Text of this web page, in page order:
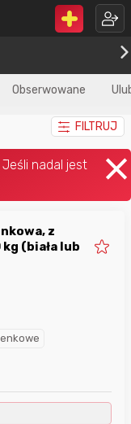
Obserwowane
FILTRUJ
(biała lub